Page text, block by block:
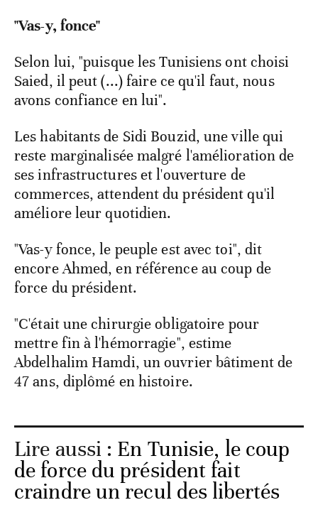
"Vas-y, fonce"
Selon lui, "puisque les Tunisiens ont choisi
Saied, il peut (...) faire ce qu'il faut, nous
avons confiance en lui".
Les habitants de Sidi Bouzid, une ville qui
reste marginalisée malgré l'amélioration de
ses infrastructures et l'ouverture de
commerces, attendent du président qu'il
améliore leur quotidien.
"Vas-y fonce, le peuple est avec toi", dit
encore Ahmed, en référence au coup de
force du président.
"C'était une chirurgie obligatoire pour
mettre fin à l'hémorragie", estime
Abdelhalim Hamdi, un ouvrier bâtiment de
47 ans, diplômé en histoire.
Lire aussi : En Tunisie, le coup
de force du président fait
craindre un recul des libertés